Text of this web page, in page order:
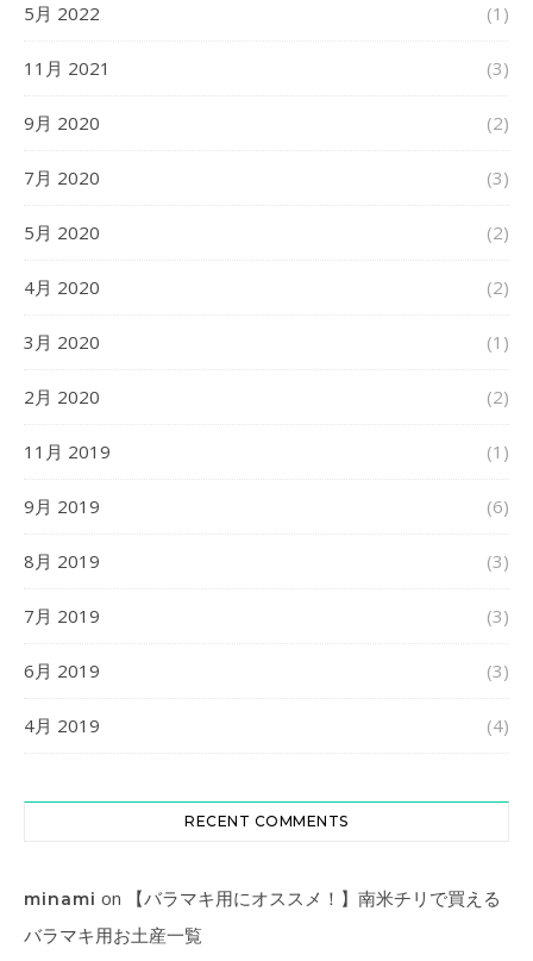
5月 2022 (1)
11月 2021 (3)
9月 2020 (2)
7月 2020 (3)
5月 2020 (2)
4月 2020 (2)
3月 2020 (1)
2月 2020 (2)
11月 2019 (1)
9月 2019 (6)
8月 2019 (3)
7月 2019 (3)
6月 2019 (3)
4月 2019 (4)
RECENT COMMENTS
minami on
【バラマキ用にオススメ！】南米チリで買える
バラマキ用お土産一覧